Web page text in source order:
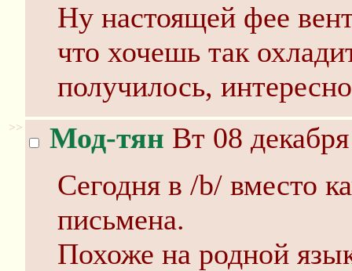
Ну настоящей фее
что хочешь так
получилось,
>> Мод-тян Вт 08
Сегодня в /b/ вместо
письмена.
Похоже на родной